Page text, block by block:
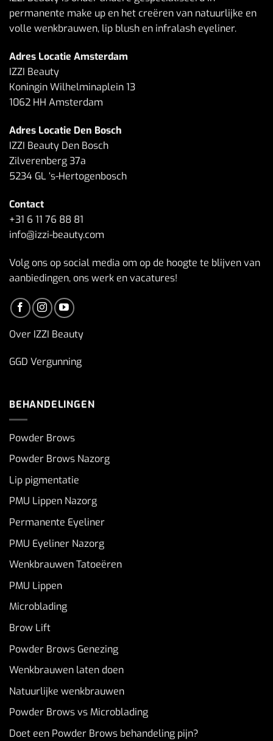
permanente make up en het creëren van natuurlijke en
volle wenkbrauwen, lip blush en infralash eyeliner.
Adres Locatie Amsterdam
IZZI Beauty
Koningin Wilhelminaplein 13
1062 HH Amsterdam
Adres Locatie Den Bosch
IZZI Beauty Den Bosch
Zilverenberg 37a
5234 GL ‘s-Hertogenbosch
Contact
+31 6 11 76 88 81
info@izzi-beauty.com
Volg ons op social media om op de hoogte te blijven van
aanbiedingen, ons werk en vacatures!
Over IZZI Beauty
GGD Vergunning
BEHANDELINGEN
Powder Brows
Powder Brows Nazorg
Lip pigmentatie
PMU Lippen Nazorg
Permanente Eyeliner
PMU Eyeliner Nazorg
Wenkbrauwen Tatoeëren
PMU Lippen
Microblading
Brow Lift
Powder Brows Genezing
Wenkbrauwen laten doen
Natuurlijke wenkbrauwen
Powder Brows vs Microblading
Doet een Powder Brows behandeling pijn?